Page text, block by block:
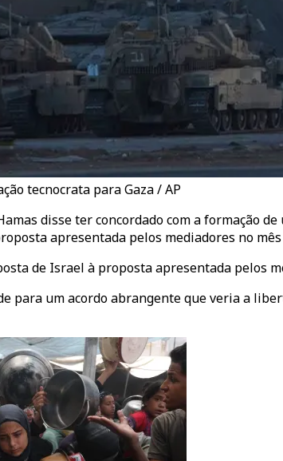
tecnocrata para Gaza / AP
disse ter concordado com a formação
apresentada pelos mediadores no mês
de Israel à proposta apresentada pelos
para um acordo abrangente que veria a